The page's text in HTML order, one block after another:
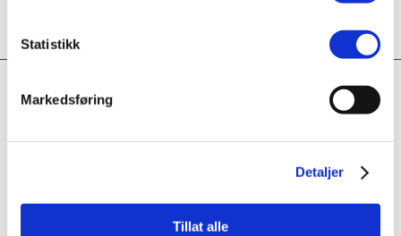
Statistikk
Markedsføring
Detaljer
Tillat alle